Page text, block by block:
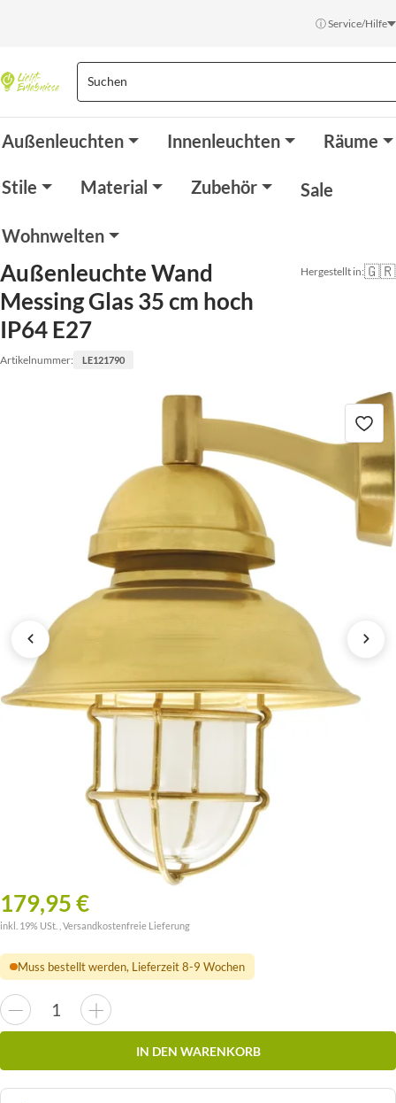
ⓘ Service/Hilfe
Außenleuchten Innenleuchten Räume
Stile Material Zubehör Sale
Wohnwelten
Außenleuchte Wand
Messing Glas 35 cm hoch
IP64 E27
Artikelnummer: LE121790
Hergestellt in:🇬🇷
179,95 €
inkl. 19% USt. , Versandkostenfreie Lieferung
Muss bestellt werden, Lieferzeit 8-9 Wochen
IN DEN WARENKORB